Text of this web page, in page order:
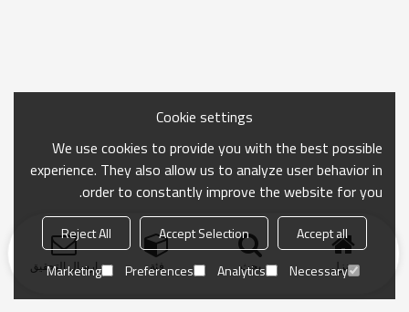
منزل بحث فئة ارسال التحقيق
Cookie settings
We use cookies to provide you with the best possible
experience. They also allow us to analyze user behavior in
order to constantly improve the website for you.
Accept all
Accept Selection
Reject All
Necessary
Analytics
Preferences
Marketing